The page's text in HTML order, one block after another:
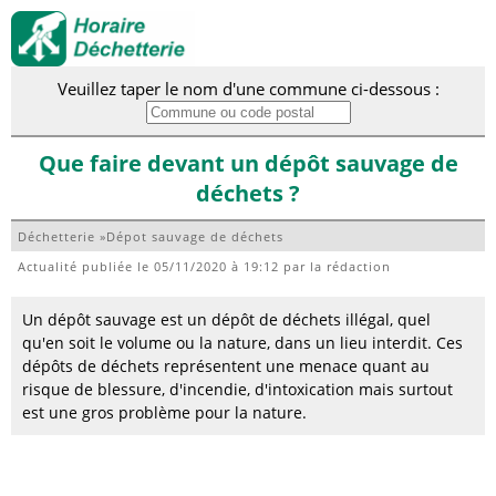
Veuillez taper le nom d'une commune ci-dessous :
Que faire devant un dépôt sauvage de
déchets ?
Déchetterie »Dépot sauvage de déchets
Actualité publiée le 05/11/2020 à 19:12 par la rédaction
Un dépôt sauvage est un dépôt de déchets illégal, quel
qu'en soit le volume ou la nature, dans un lieu interdit. Ces
dépôts de déchets représentent une menace quant au
risque de blessure, d'incendie, d'intoxication mais surtout
est une gros problème pour la nature.